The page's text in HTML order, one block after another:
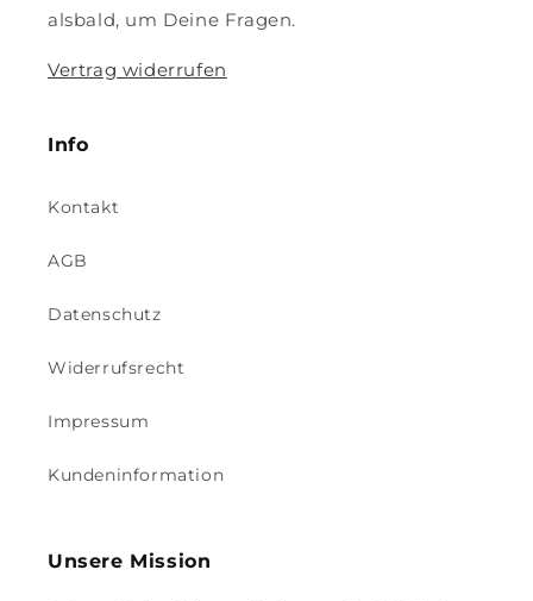
alsbald, um Deine Fragen.
Vertrag widerrufen
Info
Kontakt
AGB
Datenschutz
Widerrufsrecht
Impressum
Kundeninformation
Unsere Mission